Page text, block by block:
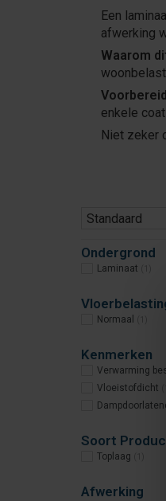
Een
afwerking
Waarom
enkele
Niet zeker
Ondergrond
Laminaat
Normaal
Kenmerken
Verwarming
Vloeistofdicht
Soort
Toplaag
Afwerking